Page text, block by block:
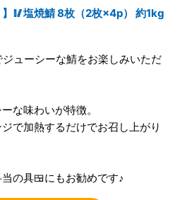
】🥢塩焼鯖 8枚（2枚×4p） 約1kg
ューシーな鯖をお楽しみいただ
な味わいが特徴。
で加熱するだけでお召し上がり
の具🍱にもお勧めです♪